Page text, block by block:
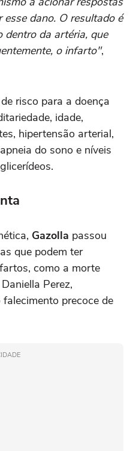
dano. O resultado é
dentro da artéria, que
o infarto",
risco para a doença
idade,
hipertensão arterial,
do sono e níveis
Gazolla passou
que podem ter
como a morte
Perez,
precoce de